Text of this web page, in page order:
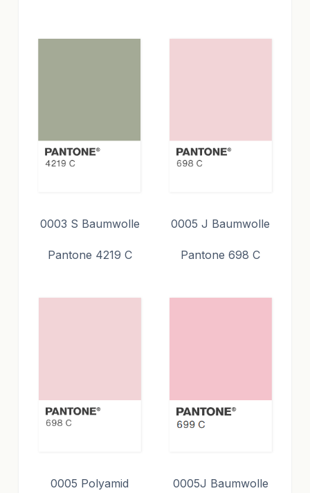
0003 S Baumwolle
Pantone 4219 C
0005 J Baumwolle
Pantone 698 C
0005 Polyamid 0005J Baumwolle